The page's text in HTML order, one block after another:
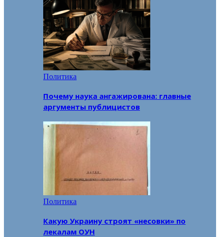
Политика
Почему наука ангажирована: главные
аргументы публицистов
Политика
Какую Украину строят «несовки» по
лекалам ОУН